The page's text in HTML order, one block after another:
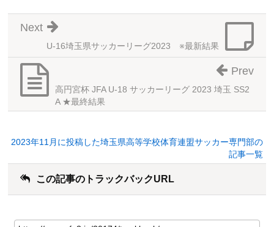
U-16埼玉県サッカーリーグ2023 ※最新結果
Next
高円宮杯 JFA U-18 サッカーリーグ 2023 埼玉 SS2
A ★最終結果
Prev
2023年11月に投稿した埼玉県高等学校体育連盟サッカー専門部の
記事一覧
この記事のトラックバックURL